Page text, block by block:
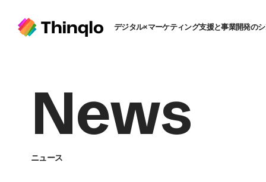
デジタル×マーケティング支援と事業開発の
News
ニュース